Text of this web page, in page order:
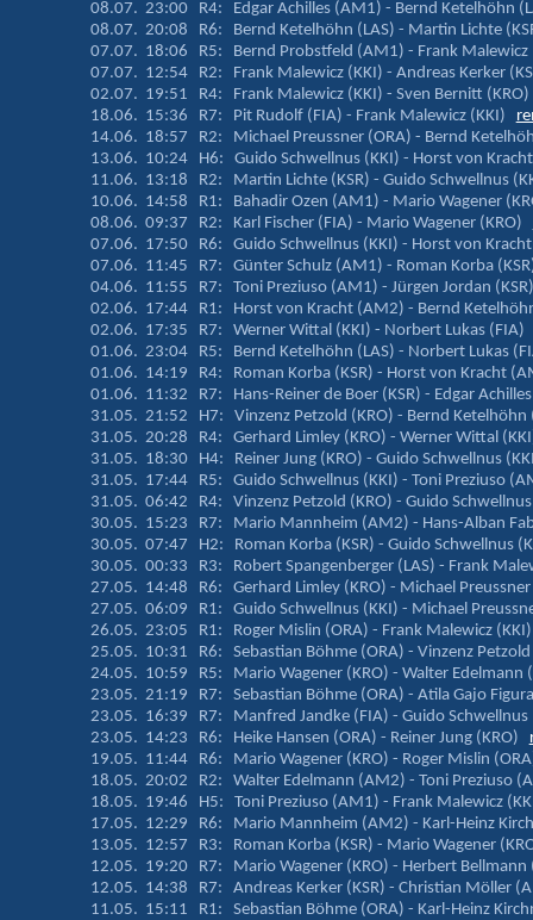
08.07. 23:00 R4: Edgar Achilles (AM1) - Bernd Ketelhöhn
08.07. 20:08 R6: Bernd Ketelhöhn (LAS) - Martin Lichte
07.07. 18:06 R5: Bernd Probstfeld (AM1) - Frank
07.07. 12:54 R2: Frank Malewicz (KKI) - Andreas Kerker
02.07. 19:51 R4: Frank Malewicz (KKI) - Sven Bernitt
18.06. 15:36 R7: Pit Rudolf (FIA) - Frank Malewicz (KKI)
14.06. 18:57 R2: Michael Preussner (ORA) - Bernd
13.06. 10:24 H6: Guido Schwellnus (KKI) - Horst von
11.06. 13:18 R2: Martin Lichte (KSR) - Guido Schwellnus
10.06. 14:58 R1: Bahadir Ozen (AM1) - Mario Wagener
08.06. 09:37 R2: Karl Fischer (FIA) - Mario Wagener (KRO)
07.06. 17:50 R6: Guido Schwellnus (KKI) - Horst von
07.06. 11:45 R7: Günter Schulz (AM1) - Roman Korba
04.06. 11:55 R7: Toni Preziuso (AM1) - Jürgen Jordan
02.06. 17:44 R1: Horst von Kracht (AM2) - Bernd
02.06. 17:35 R7: Werner Wittal (KKI) - Norbert Lukas
01.06. 23:04 R5: Bernd Ketelhöhn (LAS) - Norbert Lukas
01.06. 14:19 R4: Roman Korba (KSR) - Horst von Kracht
01.06. 11:32 R7: Hans-Reiner de Boer (KSR) - Edgar
31.05. 21:52 H7: Vinzenz Petzold (KRO) - Bernd
31.05. 20:28 R4: Gerhard Limley (KRO) - Werner Wittal
31.05. 18:30 H4: Reiner Jung (KRO) - Guido Schwellnus
31.05. 17:44 R5: Guido Schwellnus (KKI) - Toni Preziuso
31.05. 06:42 R4: Vinzenz Petzold (KRO) - Guido
30.05. 15:23 R7: Mario Mannheim (AM2) - Hans-Alban
30.05. 07:47 H2: Roman Korba (KSR) - Guido Schwellnus
30.05. 00:33 R3: Robert Spangenberger (LAS) - Frank
27.05. 14:48 R6: Gerhard Limley (KRO) - Michael
27.05. 06:09 R1: Guido Schwellnus (KKI) - Michael
26.05. 23:05 R1: Roger Mislin (ORA) - Frank Malewicz
25.05. 10:31 R6: Sebastian Böhme (ORA) - Vinzenz
24.05. 10:59 R5: Mario Wagener (KRO) - Walter
23.05. 21:19 R7: Sebastian Böhme (ORA) - Atila Gajo
23.05. 16:39 R7: Manfred Jandke (FIA) - Guido
23.05. 14:23 R6: Heike Hansen (ORA) - Reiner Jung (KRO)
19.05. 11:44 R6: Mario Wagener (KRO) - Roger Mislin
18.05. 20:02 R2: Walter Edelmann (AM2) - Toni Preziuso
18.05. 19:46 H5: Toni Preziuso (AM1) - Frank Malewicz
17.05. 12:29 R6: Mario Mannheim (AM2) - Karl-Heinz
13.05. 12:57 R3: Roman Korba (KSR) - Mario Wagener
12.05. 19:20 R7: Mario Wagener (KRO) - Herbert
12.05. 14:38 R7: Andreas Kerker (KSR) - Christian Möller
11.05. 15:11 R1: Sebastian Böhme (ORA) - Karl-Heinz